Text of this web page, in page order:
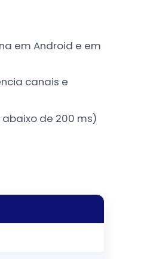
em Android e em
canais e
de 200 ms)